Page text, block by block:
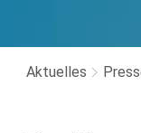
Aktuelles